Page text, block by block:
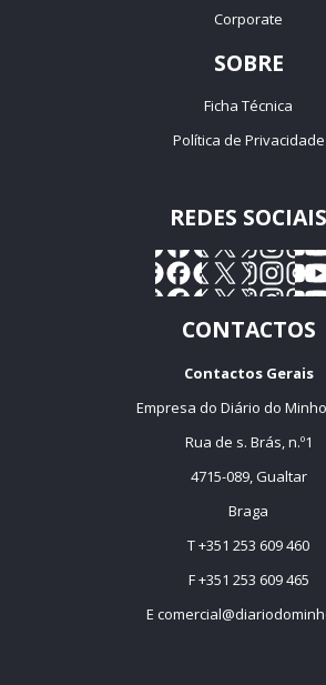
Corporate
SOBRE
Ficha Técnica
Política de Privacidade
REDES SOCIAIS
CONTACTOS
Contactos Gerais
Empresa do Diário do
Rua de s. Brás, n.º1
4715-089, Gualtar
Braga
T +351 253 609 460
F +351 253 609 465
E